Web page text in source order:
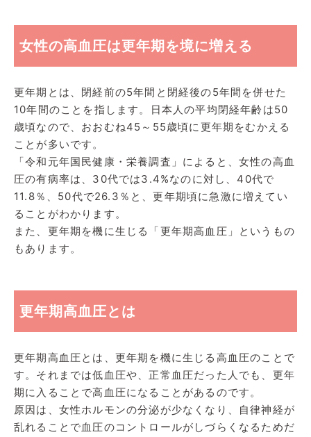
女性の高血圧は更年期を境に増える
更年期とは、閉経前の5年間と閉経後の5年間を併せた
10年間のことを指します。日本人の平均閉経年齢は50
歳頃なので、おおむね45～55歳頃に更年期をむかえる
ことが多いです。
「令和元年国民健康・栄養調査」によると、女性の高血
圧の有病率は、30代では3.4%なのに対し、40代で
11.8％、50代で26.3％と、更年期頃に急激に増えてい
ることがわかります。
また、更年期を機に生じる「更年期高血圧」というもの
もあります。
更年期高血圧とは
更年期高血圧とは、更年期を機に生じる高血圧のことで
す。それまでは低血圧や、正常血圧だった人でも、更年
期に入ることで高血圧になることがあるのです。
原因は、女性ホルモンの分泌が少なくなり、自律神経が
乱れることで血圧のコントロールがしづらくなるためだ